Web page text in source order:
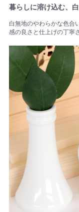
暮らしに溶け込む、
白無地のやわらかな色合
感の良さと仕上げの丁寧